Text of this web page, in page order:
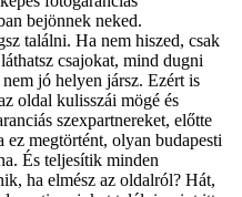
bejönnek neked.
találni. Ha nem hiszed, csak
csajokat, mind dugni
jó helyen jársz. Ezért is
oldal kulisszái mögé és
szexpartnereket, előtte
megtörtént, olyan budapesti
És teljesítik minden
ha elmész az oldalról? Hát,